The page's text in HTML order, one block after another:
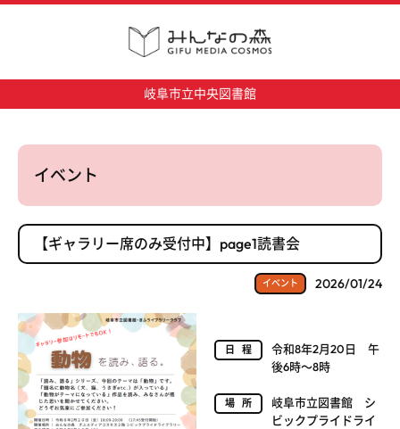
岐阜市立中央図書館
イベント
【ギャラリー席のみ受付中】page1読書会
イベント 2026/01/24
日程
令和8年2月20日 午
後6時～8時
場所
岐阜市立図書館 シ
ビックプライドライ